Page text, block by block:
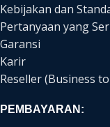
Kebijakan dan
Pertanyaan yang
Garansi
Karir
Reseller (Business
PEMBAYARAN: